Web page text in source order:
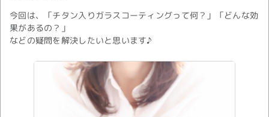
今回は、「チタン入りガラスコーティングって何？」「どんな効
果があるの？」
などの疑問を解決したいと思います♪